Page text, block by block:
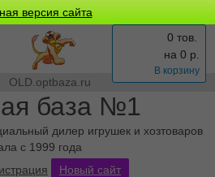
версия сайта
OLD.optbaza.ru
база №1
дилер игрушек и хозтоваров
с 1999 года
0 тов.
на 0 р.
В корзину
Новый сайт